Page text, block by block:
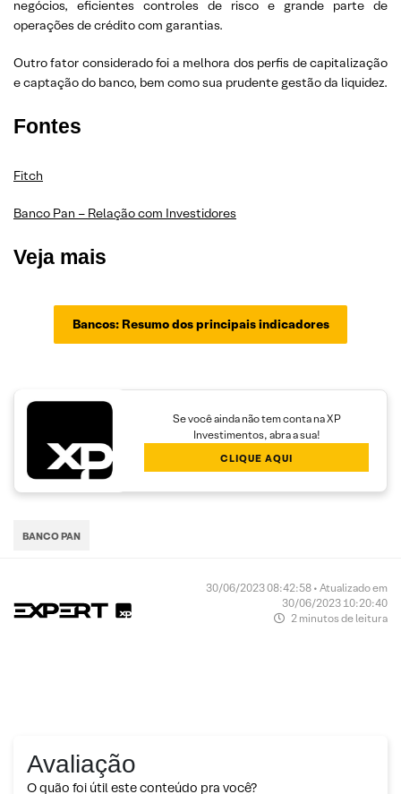
negócios, eficientes controles de risco e grande parte de
operações de crédito com garantias.
Outro fator considerado foi a melhora dos perfis de capitalização
e captação do banco, bem como sua prudente gestão da liquidez.
Fontes
Fitch
Banco Pan – Relação com Investidores
Veja mais
Bancos: Resumo dos principais indicadores
Se você ainda não tem conta na XP
Investimentos, abra a sua!
CLIQUE AQUI
BANCO PAN
30/06/2023 08:42:58 • Atualizado em
30/06/2023 10:20:40
2 minutos de leitura
Avaliação
O quão foi útil este conteúdo pra você?